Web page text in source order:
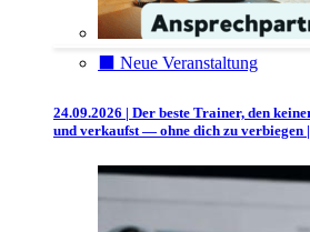
⬛️ Neue Veranstaltung
24.09.2026 | Der beste Trainer, den
und verkaufst — ohne dich zu verbiegen